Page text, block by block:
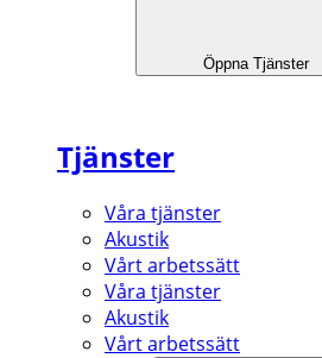
Öppna Tjänster
Tjänster
Våra tjänster
Akustik
Vårt arbetssätt
Våra tjänster
Akustik
Vårt arbetssätt